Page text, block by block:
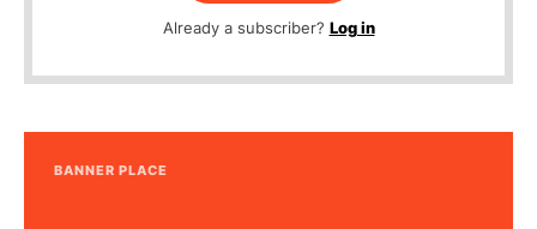
Already a subscriber? Log in
BANNER PLACE